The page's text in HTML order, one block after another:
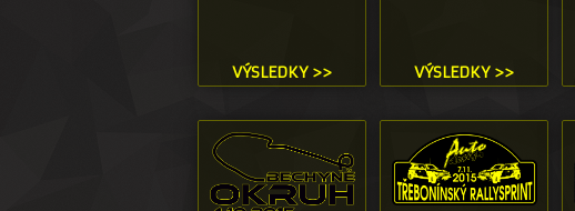
VÝSLEDKY >> VÝSLEDKY >>